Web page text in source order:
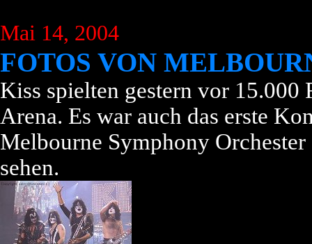
Mai 14, 2004
FOTOS VON
Kiss spielten gestern vor 15.000
Arena. Es war auch das erste
Melbourne Symphony
sehen.